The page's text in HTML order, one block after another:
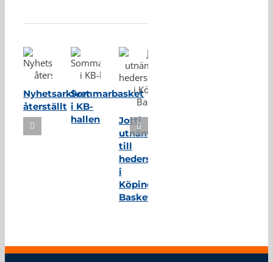
Nyhetsarkivet
återställt
Sommarbasket
i KB-
hallen
Jotti
utnämnd
till
hedersmedlem
i
Köping
Basket